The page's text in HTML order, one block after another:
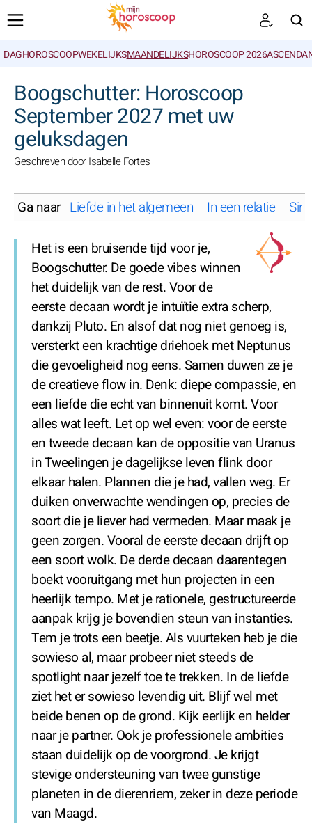
DAGHOROSCOOPWEKELIJKSMAANDELIJKSHOROSCOOP 2026
Boogschutter: Horoscoop
September 2027 met uw
geluksdagen
Geschreven door Isabelle Fortes
Ga naar Liefde in het algemeen In een relatie
Het is een bruisende tijd voor je,
Boogschutter. De goede vibes winnen
het duidelijk van de rest. Voor de
eerste decaan wordt je intuïtie extra scherp,
dankzij Pluto. En alsof dat nog niet genoeg is,
versterkt een krachtige driehoek met Neptunus
die gevoeligheid nog eens. Samen duwen ze je
de creatieve flow in. Denk: diepe compassie, en
een liefde die echt van binnenuit komt. Voor
alles wat leeft. Let op wel even: voor de eerste
en tweede decaan kan de oppositie van Uranus
in Tweelingen je dagelijkse leven flink door
elkaar halen. Plannen die je had, vallen weg. Er
duiken onverwachte wendingen op, precies de
soort die je liever had vermeden. Maar maak je
geen zorgen. Vooral de eerste decaan drijft op
een soort wolk. De derde decaan daarentegen
boekt vooruitgang met hun projecten in een
heerlijk tempo. Met je rationele, gestructureerde
aanpak krijg je bovendien steun van instanties.
Tem je trots een beetje. Als vuurteken heb je die
sowieso al, maar probeer niet steeds de
spotlight naar jezelf toe te trekken. In de liefde
ziet het er sowieso levendig uit. Blijf wel met
beide benen op de grond. Kijk eerlijk en helder
naar je partner. Ook je professionele ambities
staan duidelijk op de voorgrond. Je krijgt
stevige ondersteuning van twee gunstige
planeten in de dierenriem, zeker in deze periode
van Maagd.